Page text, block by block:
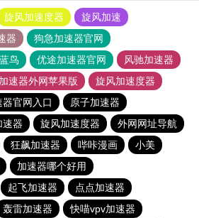
旋风加速度器
旋风加速
器
狗急加速器官网
鸟 优途加速器官网
风驰加速器
速器外网苹果版
旋风加速度器
官网入口
原子加速器
速器 旋风加速度器
外网网址导航
狂飙加速器 哔咔漫画
小美
加速器哪个好用
起飞加速器
点点加速器
轰雷加速器
快喵vpv加速器